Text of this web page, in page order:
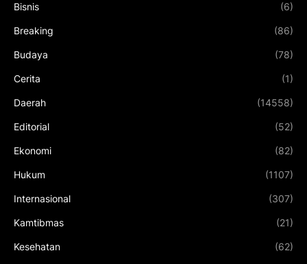
Bisnis (6)
Breaking (86)
Budaya (78)
Cerita (1)
Daerah (14558)
Editorial (52)
Ekonomi (82)
Hukum (1107)
Internasional (307)
Kamtibmas (21)
Kesehatan (62)